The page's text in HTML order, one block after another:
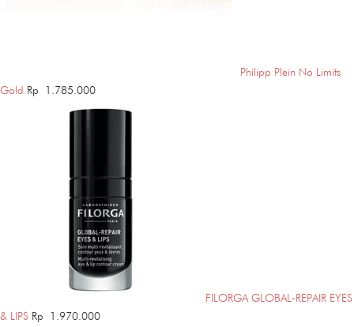
Philipp Plein No Limits
Gold Rp 1.785.000
FILORGA GLOBAL-REPAIR EYES
& LIPS Rp 1.970.000